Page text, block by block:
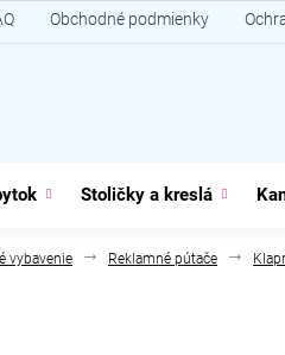
Obchodné podmienky
Stoličky a kreslá
vybavenie Reklamné pútače